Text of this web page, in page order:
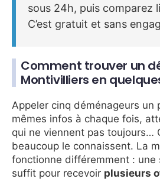
sous 24h, puis comparez
C’est gratuit et sans
Comment trouver un
Montivilliers en
Appeler cinq déménageurs un
mêmes infos à chaque fois,
qui ne viennent pas toujours…
beaucoup le connaissent. La
fonctionne différemment : une
suffit pour recevoir plusieurs